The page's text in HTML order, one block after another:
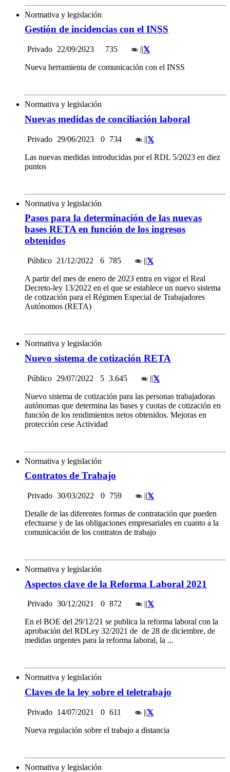
Normativa y legislación
Gestión de incidencias con el INSS
Privado 22/09/2023 735 ||
Nueva herramienta de comunicación con el INSS
Normativa y legislación
Nuevas medidas de conciliación laboral
Privado 29/06/2023 0 734 ||
Las nuevas medidas introducidas por el RDL 5/2023 en diez
puntos
Normativa y legislación
Pasos para la determinación de las nuevas
bases RETA en función de los ingresos
obtenidos
Público 21/12/2022 6 785 ||
A partir del mes de enero de 2023 entra en vigor el Real
Decreto-ley 13/2022 en el que se establece un nuevo sistema
de cotización para el Régimen Especial de Trabajadores
Autónomos (RETA)
Normativa y legislación
Nuevo sistema de cotización RETA
Público 29/07/2022 5 3.645 ||
Nuevo sistema de cotización para las personas trabajadoras
autónomas que determina las bases y cuotas de cotización en
función de los rendimientos netos obtenidos. Mejoras en
protección cese Actividad
Normativa y legislación
Contratos de Trabajo
Privado 30/03/2022 0 759 ||
Detalle de las diferentes formas de contratación que pueden
efectuarse y de las obligaciones empresariales en cuanto a la
comunicación de los contratos de trabajo
Normativa y legislación
Aspectos clave de la Reforma Laboral 2021
Privado 30/12/2021 0 872 ||
En el BOE del 29/12/21 se publica la reforma laboral con la
aprobación del RDLey 32/2021 de de 28 de diciembre, de
medidas urgentes para la reforma laboral, la ...
Normativa y legislación
Claves de la ley sobre el teletrabajo
Privado 14/07/2021 0 611 ||
Nueva regulación sobre el trabajo a distancia
Normativa y legislación